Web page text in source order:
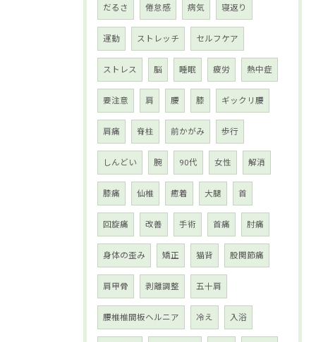
だるさ 倦怠感 病気 寝返り
運動 ストレッチ セルフケア
ストレス 脳 睡眠 疲労 熱中症
要注意 肩 腰 膝 ギックリ腰
肩痛 脊柱 前かがみ 歩行
しんどい 腕 90代 女性 解消
膝痛 仙椎 癒着 大腿 首
回旋痛 改善 手術 首痛 肘痛
身体の歪み 矯正 猫背 股関節痛
肩甲骨 剥離調整 五十肩
腰椎椎間板ヘルニア 冷え 入浴